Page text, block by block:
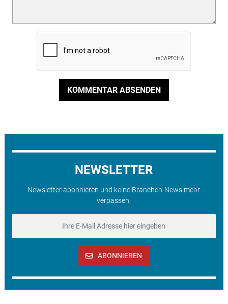
KOMMENTAR ABSENDEN
NEWSLETTER
Newsletter abonnieren und keine Branchen-News mehr
verpassen.
ABONNIEREN